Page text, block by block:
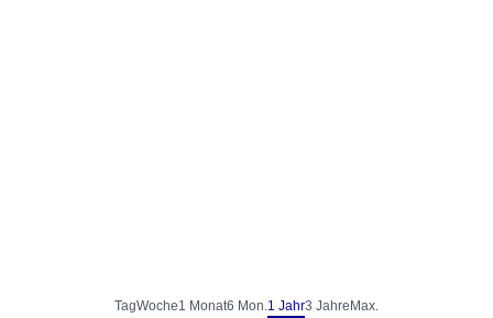
TagWoche1 Monat6 Mon.1 Jahr3 Jahre Max.